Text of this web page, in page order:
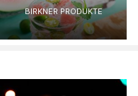
BIRKNER PRODUKTE